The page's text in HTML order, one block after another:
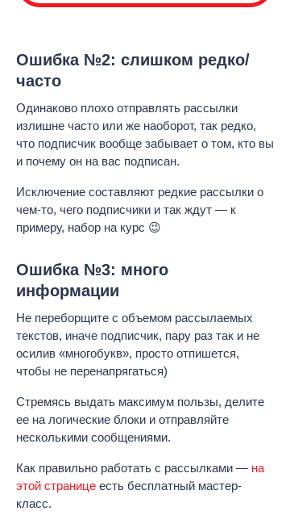
Ошибка №2: слишком редко/
часто
Одинаково плохо отправлять рассылки
излишне часто или же наоборот, так редко,
что подписчик вообще забывает о том, кто вы
и почему он на вас подписан.
Исключение составляют редкие рассылки о
чем-то, чего подписчики и так ждут — к
примеру, набор на курс 😉
Ошибка №3: много
информации
Не переборщите с объемом рассылаемых
текстов, иначе подписчик, пару раз так и не
осилив «многобукв», просто отпишется,
чтобы не перенапрягаться)
Стремясь выдать максимум пользы, делите
ее на логические блоки и отправляйте
несколькими сообщениями.
Как правильно работать с рассылками — на
этой странице есть бесплатный мастер-
класс.